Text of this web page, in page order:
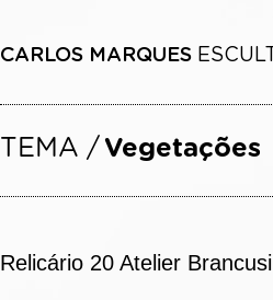
Relicário 20 Atelier Brancusi